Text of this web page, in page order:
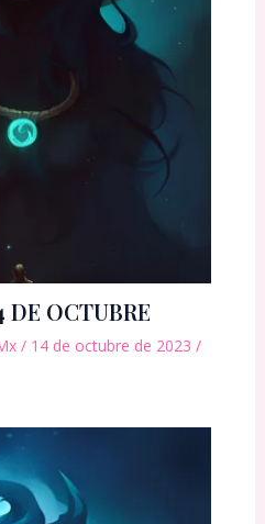
DE OCTUBRE
/ 14 de octubre de 2023 /